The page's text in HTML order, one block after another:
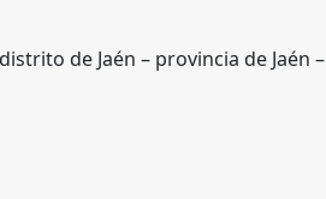
de Jaén – provincia de Jaén –